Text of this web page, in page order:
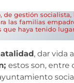
de gestión socialista,
las familias
que haya tenido
, dar vida
estos son, entre